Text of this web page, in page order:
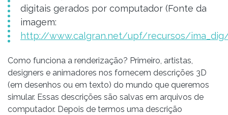
digitais gerados por computador (Fonte da
imagem:
http://www.calgran.net/upf/recursos/
Como funciona a renderização? Primeiro, artistas,
designers e animadores nos fornecem descrições 3D
(em desenhos ou em texto) do mundo que queremos
simular. Essas descrições são salvas em arquivos de
computador. Depois de termos uma descrição